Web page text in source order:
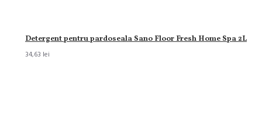
Detergent pentru pardoseala Sano Floor Fresh Home Spa 2L
34,63 lei